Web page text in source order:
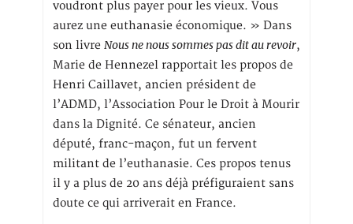
voudront plus payer pour les vieux. Vous
aurez une euthanasie économique. » Dans
son livre Nous ne nous sommes pas dit au revoir,
Marie de Hennezel rapportait les propos de
Henri Caillavet, ancien président de
l’ADMD, l’Association Pour le Droit à Mourir
dans la Dignité. Ce sénateur, ancien
député, franc-maçon, fut un fervent
militant de l’euthanasie. Ces propos tenus
il y a plus de 20 ans déjà préfiguraient sans
doute ce qui arriverait en France.